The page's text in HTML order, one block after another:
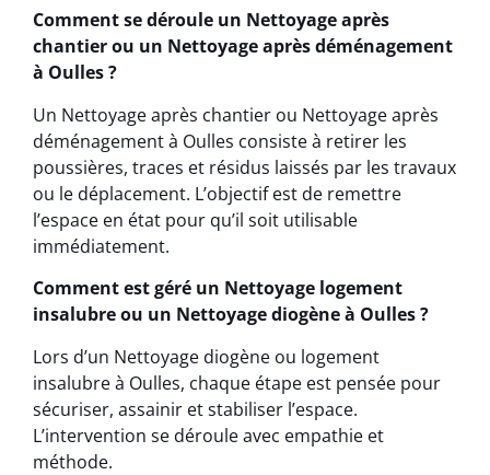
Comment se déroule un Nettoyage après
chantier ou un Nettoyage après déménagement
à Oulles ?
Un Nettoyage après chantier ou Nettoyage après
déménagement à Oulles consiste à retirer les
poussières, traces et résidus laissés par les travaux
ou le déplacement. L’objectif est de remettre
l’espace en état pour qu’il soit utilisable
immédiatement.
Comment est géré un Nettoyage logement
insalubre ou un Nettoyage diogène à Oulles ?
Lors d’un Nettoyage diogène ou logement
insalubre à Oulles, chaque étape est pensée pour
sécuriser, assainir et stabiliser l’espace.
L’intervention se déroule avec empathie et
méthode.